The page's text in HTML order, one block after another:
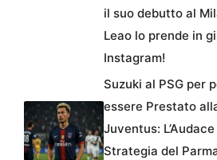
il suo debutto al
Leao lo prende in
Instagram!
Suzuki al PSG per
essere Prestato
Juventus: L’Audace
Strategia del